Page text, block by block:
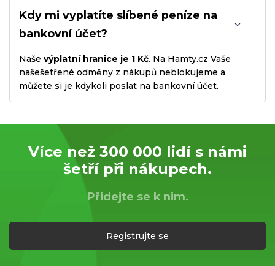
Kdy mi vyplatíte slíbené peníze na
bankovní účet?
Naše výplatní hranice je 1 Kč. Na Hamty.cz Vaše
našešetřené odměny z nákupů neblokujeme a
můžete si je kdykoli poslat na bankovní účet.
Více než 300 000 lidí s námi
šetří při nákupech.
Přidejte se k nim.
Registrujte se